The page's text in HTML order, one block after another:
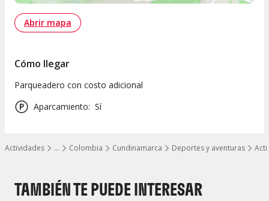
…
Mostrar todos los niveles
Actividades Colombia Cundinamarca Deportes y aventuras
Abrir mapa
Cómo llegar
Parqueadero con costo adicional
Aparcamiento: Sí
TAMBIÉN TE PUEDE INTERESAR